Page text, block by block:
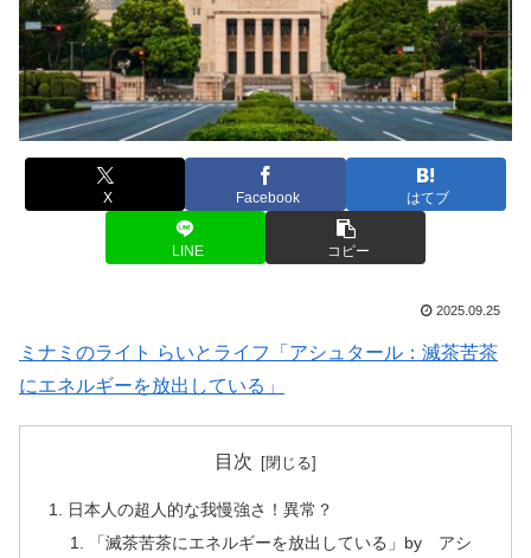
X Facebook はてブ
LINE コピー
2025.09.25
ミナミのライト らいとライフ「アシュタール：滅茶苦茶
にエネルギーを放出している」
目次
日本人の超人的な我慢強さ！異常？
「滅茶苦茶にエネルギーを放出している」by アシ